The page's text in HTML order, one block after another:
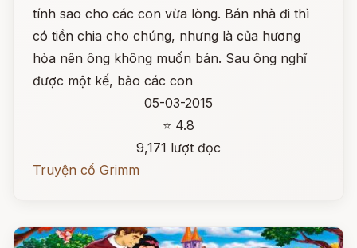
tính sao cho các con vừa lòng. Bán nhà đi thì
có tiền chia cho chúng, nhưng là của hương
hỏa nên ông không muốn bán. Sau ông nghĩ
được một kế, bảo các con
05-03-2015
⭐ 4.8
9,171 lượt đọc
Truyện cổ Grimm